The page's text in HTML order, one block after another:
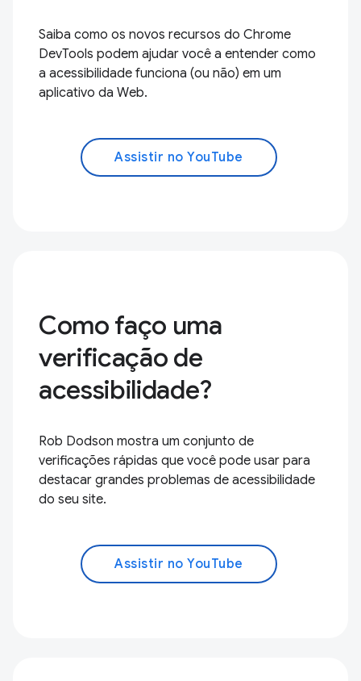
Saiba como os novos recursos do Chrome
DevTools podem ajudar você a entender como
a acessibilidade funciona (ou não) em um
aplicativo da Web.
Assistir no YouTube
Como faço uma
verificação de
acessibilidade?
Rob Dodson mostra um conjunto de
verificações rápidas que você pode usar para
destacar grandes problemas de acessibilidade
do seu site.
Assistir no YouTube